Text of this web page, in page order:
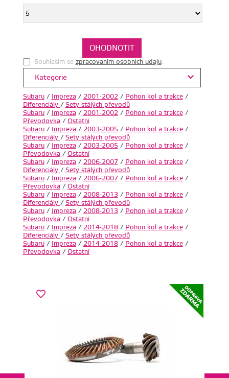
Souhlasim se zpracovanim osobnich udaju.
Kategorie
Subaru/ Impreza/ 2001-2002 / Pohon kol a trakce/
Diferenciály / Sety stálých převodů
Subaru/ Impreza/ 2001-2002 / Pohon kol a trakce/
Převodovka/ Ostatní
Subaru/ Impreza/ 2003-2005/ Pohon kol a trakce/
Diferenciály / Sety stálých převodů
Subaru/ Impreza/ 2003-2005/ Pohon kol a trakce/
Převodovka/ Ostatní
Subaru/ Impreza/ 2006-2007/ Pohon kol a trakce/
Diferenciály / Sety stálých převodů
Subaru/ Impreza/ 2006-2007/ Pohon kol a trakce/
Převodovka/ Ostatní
Subaru/ Impreza/ 2008-2013/ Pohon kol a trakce/
Diferenciály / Sety stálých převodů
Subaru/ Impreza/ 2008-2013/ Pohon kol a trakce/
Převodovka/ Ostatní
Subaru/ Impreza/ 2014-2018/ Pohon kol a trakce/
Diferenciály / Sety stálých převodů
Subaru/ Impreza/ 2014-2018/ Pohon kol a trakce/
Převodovka/ Ostatní